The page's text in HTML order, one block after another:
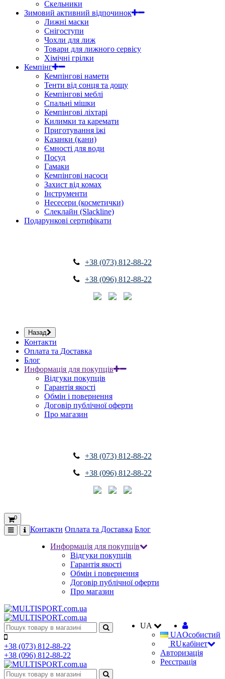
Скельники
Зимовий активний відпочинок
Лижні маски
Снігоступи
Чохли для лиж
Товари для лижного сервісу
Хімічні грілки
Кемпінг
Кемпінгові намети
Тенти від сонця та дощу
Кемпінгові меблі
Спальні мішки
Кемпінгові ліхтарі
Килимки та каремати
Приготування їжі
Казанки (кани)
Ємності для води
Посуд
Гамаки
Кемпінгові насоси
Захист від комах
Інструменти
Несесери (косметички)
Слеклайн (Slackline)
Подарункові сертифікати
+38 (073) 812-88-22
+38 (096) 812-88-22
Назад
Контакти
Оплата та Доставка
Блог
Информація для покупців
Відгуки покупців
Гарантія якості
Обмін і повернення
Договір публічної оферти
Про магазин
+38 (073) 812-88-22
+38 (096) 812-88-22
0
Контакти Оплата та Доставка Блог
Информація для покупців
Відгуки покупців
Гарантія якості
Обмін і повернення
Договір публічної оферти
Про магазин
UA
UA
RU
Особистий
кабінет
Авторизація
Реєстрація
+38 (073) 812-88-22
+38 (096) 812-88-22